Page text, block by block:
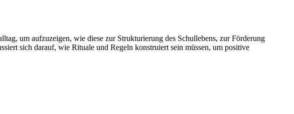
um aufzuzeigen, wie diese zur Strukturierung des Schullebens, zur Förderung
sich darauf, wie Rituale und Regeln konstruiert sein müssen, um positive